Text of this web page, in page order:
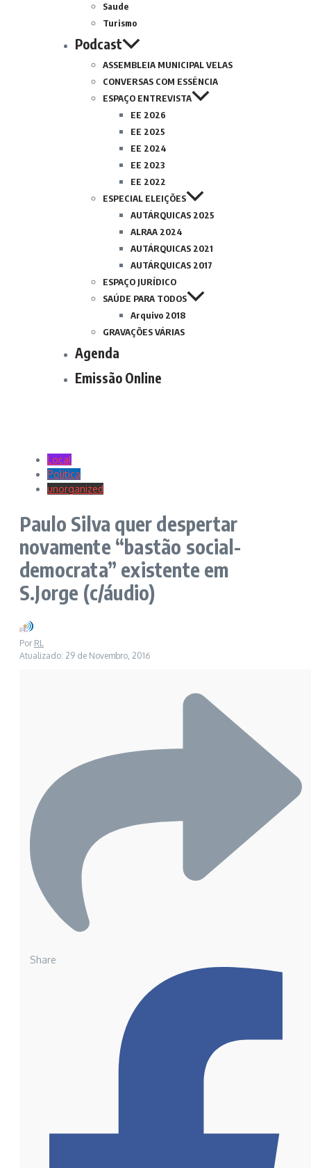
Saude
Turismo
Podcast
ASSEMBLEIA MUNICIPAL VELAS
CONVERSAS COM ESSÊNCIA
ESPAÇO ENTREVISTA
EE 2026
EE 2025
EE 2024
EE 2023
EE 2022
ESPECIAL ELEIÇÕES
AUTÁRQUICAS 2025
ALRAA 2024
AUTÁRQUICAS 2021
AUTÁRQUICAS 2017
ESPAÇO JURÍDICO
SAÚDE PARA TODOS
Arquivo 2018
GRAVAÇÕES VÁRIAS
Agenda
Emissão Online
Local
Politica
unorganized
Paulo Silva quer despertar
novamente “bastão social-
democrata” existente em
S.Jorge (c/áudio)
Por RL
Atualizado: 29 de Novembro, 2016
Share